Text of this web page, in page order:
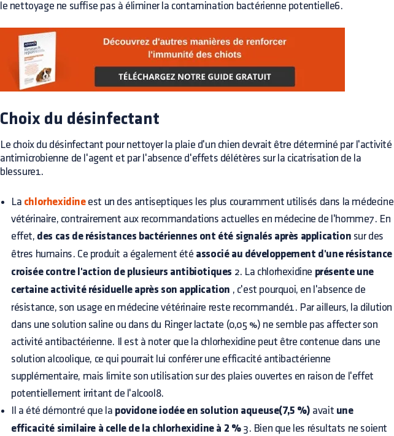
le nettoyage ne suffise pas à éliminer la contamination bactérienne potentielle6.
Choix du désinfectant
Le choix du désinfectant pour nettoyer la plaie d'un chien devrait être déterminé par l'activité
antimicrobienne de l'agent et par l'absence d'effets délétères sur la cicatrisation de la
blessure1.
La chlorhexidineest un des antiseptiques les plus couramment utilisés dans la médecine
vétérinaire, contrairement aux recommandations actuelles en médecine de l'homme7. En
effet, des cas de résistances bactériennes ont été signalés après application sur des
êtres humains. Ce produit a également été associé au développement d'une résistance
croisée contre l'action de plusieurs antibiotiques 2. La chlorhexidine présente une
certaine activité résiduelle après son application , c'est pourquoi, en l'absence de
résistance, son usage en médecine vétérinaire reste recommandé1. Par ailleurs, la dilution
dans une solution saline ou dans du Ringer lactate (0,05 %) ne semble pas affecter son
activité antibactérienne. Il est à noter que la chlorhexidine peut être contenue dans une
solution alcoolique, ce qui pourrait lui conférer une efficacité antibactérienne
supplémentaire, mais limite son utilisation sur des plaies ouvertes en raison de l'effet
potentiellement irritant de l'alcool8.
Il a été démontré que la povidone iodée en solution aqueuse(7,5 %) avait une
efficacité similaire à celle de la chlorhexidine à 2 %3. Bien que les résultats ne soient